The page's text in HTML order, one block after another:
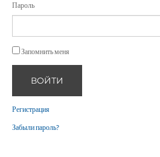
Пароль
Запомнить меня
ВОЙТИ
Регистрация
Забыли пароль?